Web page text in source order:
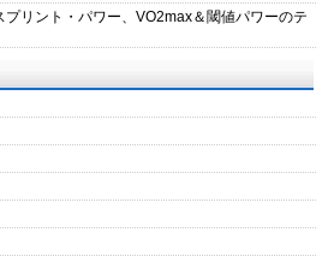
リント・パワー、VO2max＆閾値パワーのテ